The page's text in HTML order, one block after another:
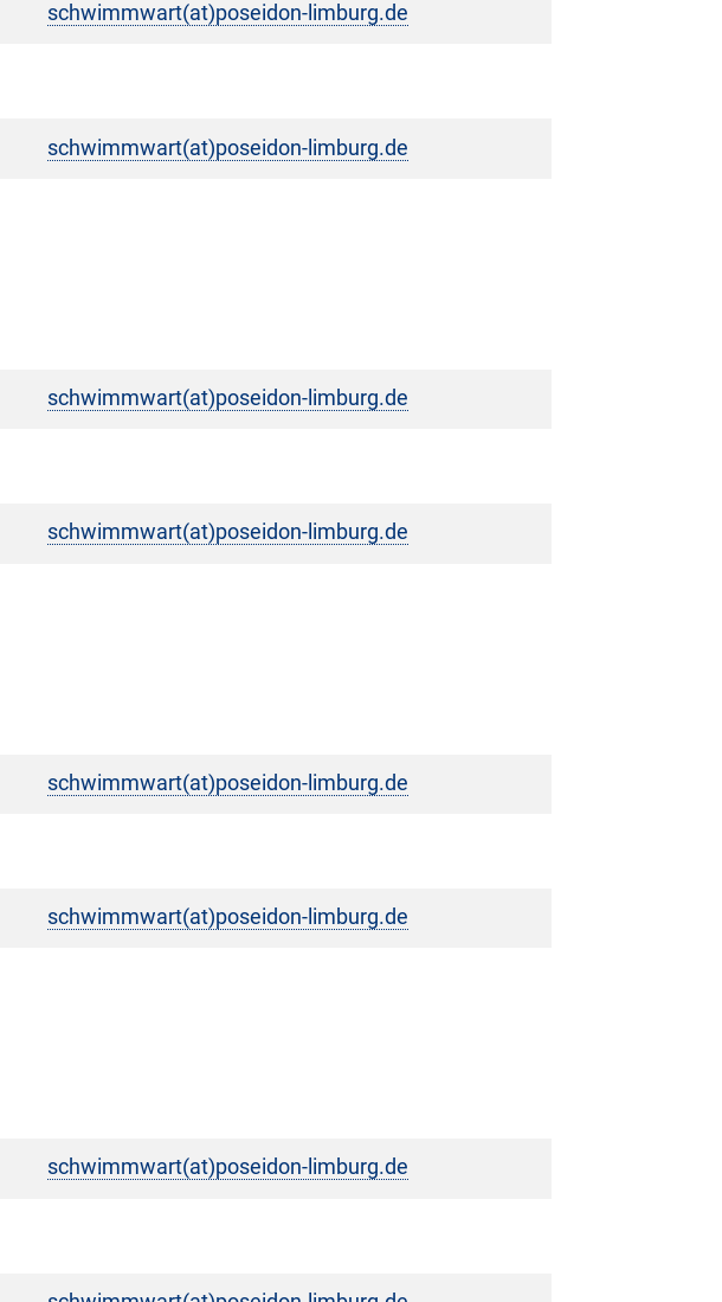
schwimmwart(at)poseidon-limburg.de
schwimmwart(at)poseidon-limburg.de
schwimmwart(at)poseidon-limburg.de
schwimmwart(at)poseidon-limburg.de
schwimmwart(at)poseidon-limburg.de
schwimmwart(at)poseidon-limburg.de
schwimmwart(at)poseidon-limburg.de